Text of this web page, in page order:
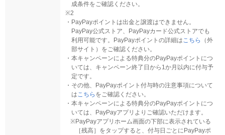
成条件をご確認ください。
※2
・ PayPayポイントは出金と譲渡はできません。
PayPay公式ストア、PayPayカード公式ストアでも
利用可能です。PayPayポイントの詳細はこちら
（外
部サイト）をご確認ください。
・ 本キャンペーンによる特典分のPayPayポイントにつ
いては、キャンペーン終了日から1か月以内に付与予
定です。
・ その他、PayPayポイント付与時の注意事項について
はこちら をご確認ください。
・ 本キャンペーンによる特典分のPayPayポイントにつ
いては、PayPayアプリよりご確認いただけます。
※PayPayアプリホーム画面の下部に表示されている
［残高］をタップすると、付与日ごとにPayPayポ